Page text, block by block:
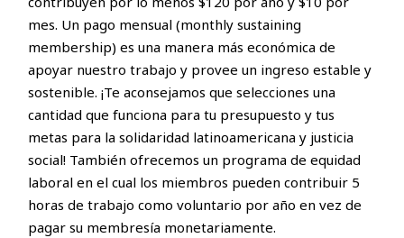
mes. Un pago mensual (monthly sustaining
membership) es una manera más económica de
apoyar nuestro trabajo y provee un ingreso estable y
sostenible. ¡Te aconsejamos que selecciones una
cantidad que funciona para tu presupuesto y tus
metas para la solidaridad latinoamericana y justicia
social! También ofrecemos un programa de equidad
laboral en el cual los miembros pueden contribuir 5
horas de trabajo como voluntario por año en vez de
pagar su membresía monetariamente.